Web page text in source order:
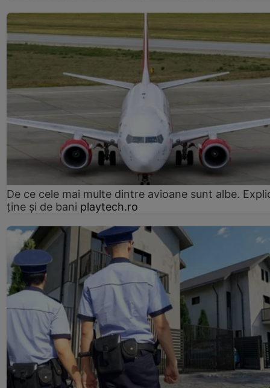
De ce cele mai multe dintre avioane sunt albe.
ține și de bani playtech.ro